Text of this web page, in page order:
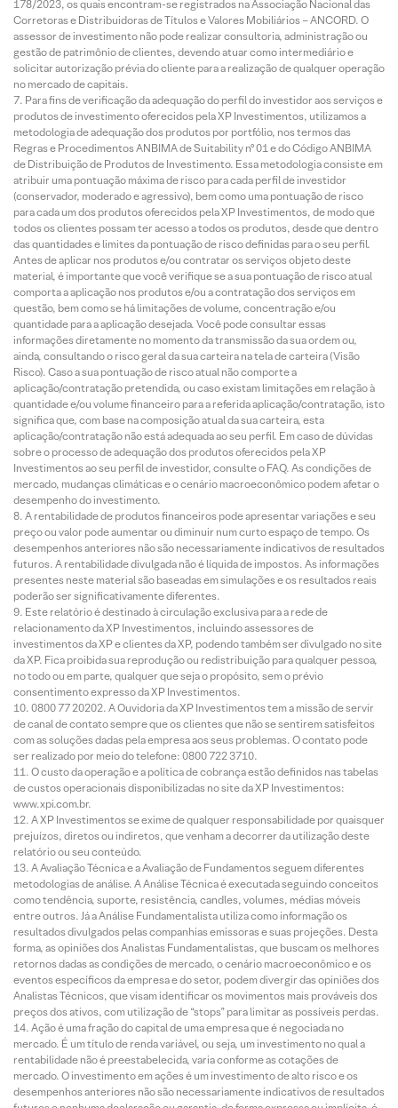
178/2023, os quais encontram-se registrados na Associação Nacional das
Corretoras e Distribuidoras de Títulos e Valores Mobiliários – ANCORD. O
assessor de investimento não pode realizar consultoria, administração ou
gestão de patrimônio de clientes, devendo atuar como intermediário e
solicitar autorização prévia do cliente para a realização de qualquer operação
no mercado de capitais.
Para fins de verificação da adequação do perfil do investidor aos serviços e
produtos de investimento oferecidos pela XP Investimentos, utilizamos a
metodologia de adequação dos produtos por portfólio, nos termos das
Regras e Procedimentos ANBIMA de Suitability nº 01 e do Código ANBIMA
de Distribuição de Produtos de Investimento. Essa metodologia consiste em
atribuir uma pontuação máxima de risco para cada perfil de investidor
(conservador, moderado e agressivo), bem como uma pontuação de risco
para cada um dos produtos oferecidos pela XP Investimentos, de modo que
todos os clientes possam ter acesso a todos os produtos, desde que dentro
das quantidades e limites da pontuação de risco definidas para o seu perfil.
Antes de aplicar nos produtos e/ou contratar os serviços objeto deste
material, é importante que você verifique se a sua pontuação de risco atual
comporta a aplicação nos produtos e/ou a contratação dos serviços em
questão, bem como se há limitações de volume, concentração e/ou
quantidade para a aplicação desejada. Você pode consultar essas
informações diretamente no momento da transmissão da sua ordem ou,
ainda, consultando o risco geral da sua carteira na tela de carteira (Visão
Risco). Caso a sua pontuação de risco atual não comporte a
aplicação/contratação pretendida, ou caso existam limitações em relação à
quantidade e/ou volume financeiro para a referida aplicação/contratação, isto
significa que, com base na composição atual da sua carteira, esta
aplicação/contratação não está adequada ao seu perfil. Em caso de dúvidas
sobre o processo de adequação dos produtos oferecidos pela XP
Investimentos ao seu perfil de investidor, consulte o FAQ. As condições de
mercado, mudanças climáticas e o cenário macroeconômico podem afetar o
desempenho do investimento.
A rentabilidade de produtos financeiros pode apresentar variações e seu
preço ou valor pode aumentar ou diminuir num curto espaço de tempo. Os
desempenhos anteriores não são necessariamente indicativos de resultados
futuros. A rentabilidade divulgada não é líquida de impostos. As informações
presentes neste material são baseadas em simulações e os resultados reais
poderão ser significativamente diferentes.
Este relatório é destinado à circulação exclusiva para a rede de
relacionamento da XP Investimentos, incluindo assessores de
investimentos da XP e clientes da XP, podendo também ser divulgado no site
da XP. Fica proibida sua reprodução ou redistribuição para qualquer pessoa,
no todo ou em parte, qualquer que seja o propósito, sem o prévio
consentimento expresso da XP Investimentos.
0800 77 20202. A Ouvidoria da XP Investimentos tem a missão de servir
de canal de contato sempre que os clientes que não se sentirem satisfeitos
com as soluções dadas pela empresa aos seus problemas. O contato pode
ser realizado por meio do telefone: 0800 722 3710.
O custo da operação e a política de cobrança estão definidos nas tabelas
de custos operacionais disponibilizadas no site da XP Investimentos:
www.xpi.com.br.
A XP Investimentos se exime de qualquer responsabilidade por quaisquer
prejuízos, diretos ou indiretos, que venham a decorrer da utilização deste
relatório ou seu conteúdo.
A Avaliação Técnica e a Avaliação de Fundamentos seguem diferentes
metodologias de análise. A Análise Técnica é executada seguindo conceitos
como tendência, suporte, resistência, candles, volumes, médias móveis
entre outros. Já a Análise Fundamentalista utiliza como informação os
resultados divulgados pelas companhias emissoras e suas projeções. Desta
forma, as opiniões dos Analistas Fundamentalistas, que buscam os melhores
retornos dadas as condições de mercado, o cenário macroeconômico e os
eventos específicos da empresa e do setor, podem divergir das opiniões dos
Analistas Técnicos, que visam identificar os movimentos mais prováveis dos
preços dos ativos, com utilização de “stops” para limitar as possíveis perdas.
Ação é uma fração do capital de uma empresa que é negociada no
mercado. É um título de renda variável, ou seja, um investimento no qual a
rentabilidade não é preestabelecida, varia conforme as cotações de
mercado. O investimento em ações é um investimento de alto risco e os
desempenhos anteriores não são necessariamente indicativos de resultados